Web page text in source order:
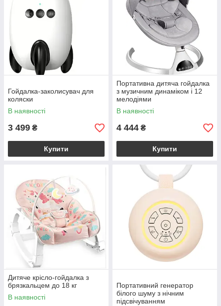
Гойдалка-заколисувач для
коляски
В наявності
3 499 ₴
Купити
Портативна дитяча гойдалка
з музичним динаміком і 12
мелодіями
В наявності
4 444 ₴
Купити
Дитяче крісло-гойдалка з
брязкальцем до 18 кг
В наявності
Портативний генератор
білого шуму з нічним
підсвічуванням